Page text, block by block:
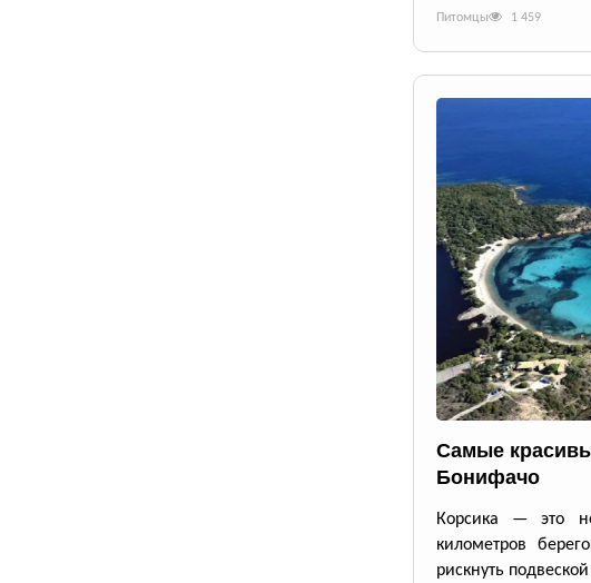
Питомцы 1 459
Самые
Бонифачо
Корсика — это
километров
рискнуть